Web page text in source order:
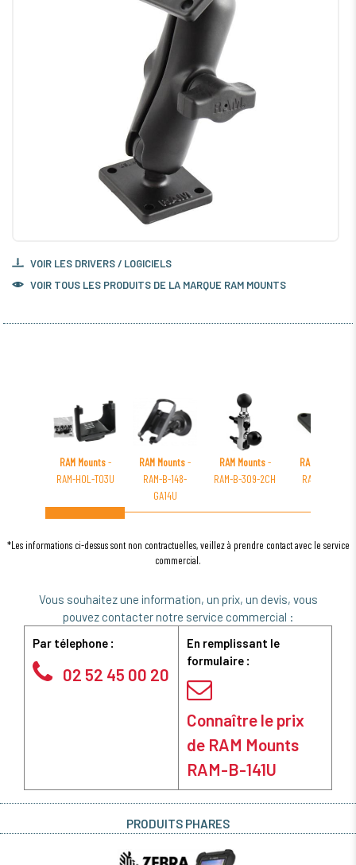
VOIR LES DRIVERS / LOGICIELS
VOIR TOUS LES PRODUITS DE LA MARQUE RAM MOUNTS
RAM Mounts-
RAM-HOL-TO3U
RAM Mounts-
RAM-B-148-
GA14U
RAM Mounts-
RAM-B-309-2CH
RAM Mounts
RAM-A-238U
*Les informations ci-dessus sont non contractuelles, veillez à prendre contact avec le service
commercial.
Vous souhaitez une information, un prix, un devis, vous
pouvez contacter notre service commercial :
Par télephone :
02 52 45 00 20
En remplissant le
formulaire :
Connaître le prix
de RAM Mounts
RAM-B-141U
PRODUITS PHARES